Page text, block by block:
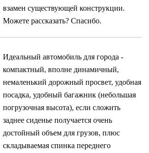
взамен существующей конструкции.
Можете рассказать? Спасибо.
Идеальный автомобиль для города -
компактный, вполне динамичный,
немаленький дорожный просвет, удобная
посадка, удобный багажник (небольшая
погрузочная высота), если сложить
заднее сиденье получается очень
достойный объем для грузов, плюс
складываемая спинка переднего